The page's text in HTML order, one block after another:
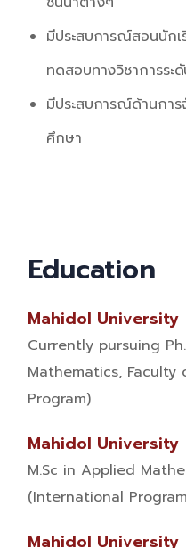
มีประสบการณ์สอนนักเ
ทดสอบทางวิชาการระ
มีประสบการณ์ด้านการ
ศึกษา
Education
Mahidol University
Currently pursuing
Mathematics,
Program)
Mahidol University
M.Sc in Applied
(International
Mahidol University